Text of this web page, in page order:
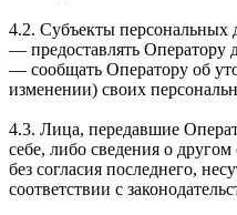
4.2. Субъекты персональных
— предоставлять Оператору
— сообщать Оператору об
изменении) своих
4.3. Лица, передавшие
себе, либо сведения о
без согласия последнего,
соответствии с